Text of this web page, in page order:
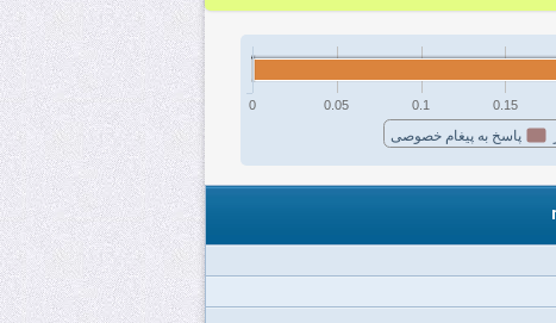
پاسخ به پیغام خصوصی
0 0.05 0.1 0.15